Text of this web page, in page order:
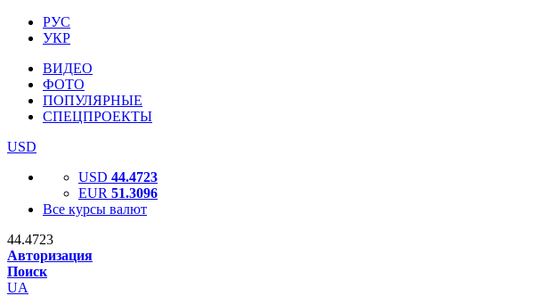
РУС
УКР
ВИДЕО
ФОТО
ПОПУЛЯРНЫЕ
СПЕЦПРОЕКТЫ
USD
USD 44.4723
EUR 51.3096
Все курсы валют
44.4723
Авторизация
Поиск
UA